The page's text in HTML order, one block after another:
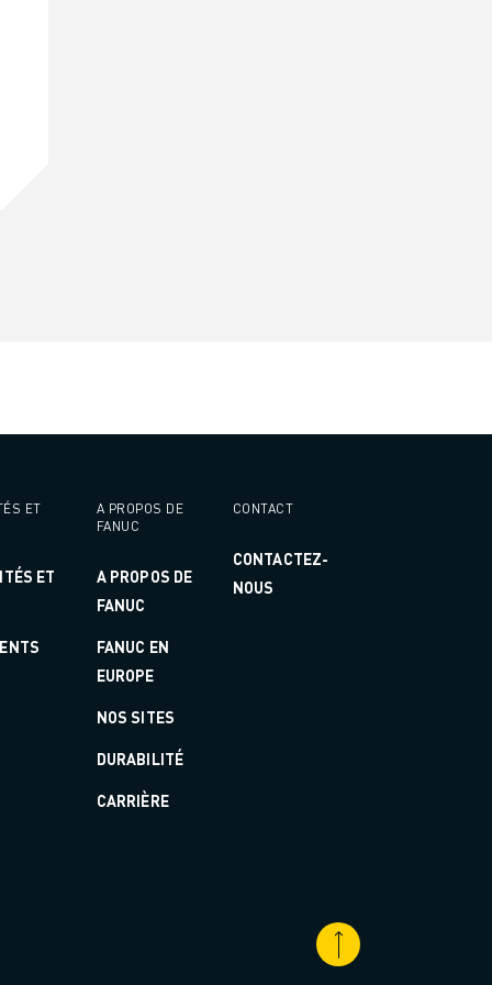
ET
ET
A PROPOS DE
FANUC
A PROPOS DE
FANUC
FANUC EN
EUROPE
NOS SITES
DURABILITÉ
CARRIÈRE
CONTACT
CONTACTEZ-
NOUS